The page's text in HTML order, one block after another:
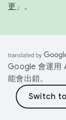
更 」。
Google 會運用
能會出錯。